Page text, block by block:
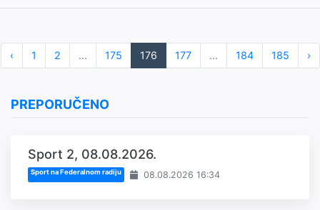
‹ 1 2 ... 175 176 177 ... 184 185 ›
PREPORUČENO
Sport 2, 08.08.2026.
Sport na Federalnom radiju 08.08.2026 16:34